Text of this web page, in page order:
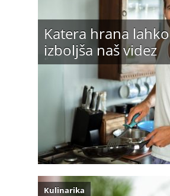
Katera hrana lahko
izboljša naš videz
Kulinarika